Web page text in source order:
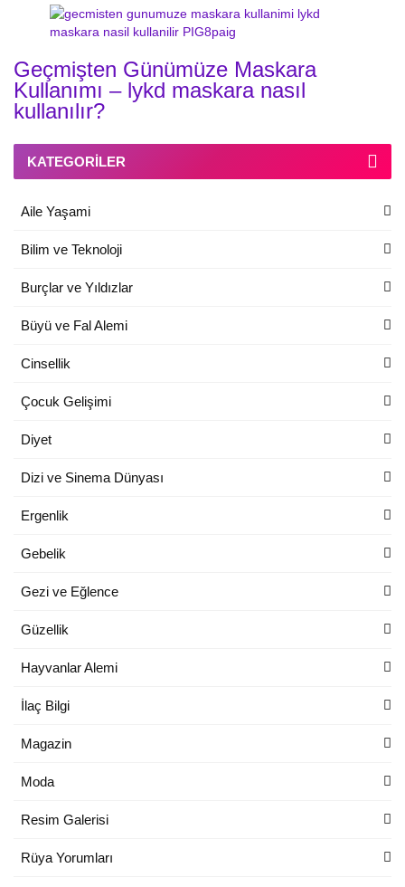
Geçmişten Günümüze Maskara
Kullanımı – lykd maskara nasıl
kullanılır?
KATEGORILER
Aile Yaşami
Bilim ve Teknoloji
Burçlar ve Yıldızlar
Büyü ve Fal Alemi
Cinsellik
Çocuk Gelişimi
Diyet
Dizi ve Sinema Dünyası
Ergenlik
Gebelik
Gezi ve Eğlence
Güzellik
Hayvanlar Alemi
İlaç Bilgi
Magazin
Moda
Resim Galerisi
Rüya Yorumları